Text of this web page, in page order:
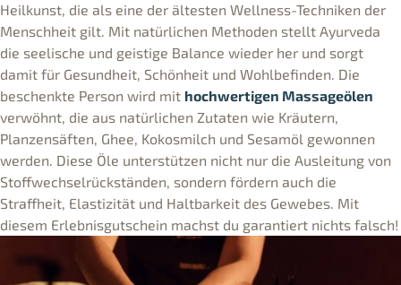
Heilkunst, die als eine der ältesten Wellness-Techniken der
Menschheit gilt. Mit natürlichen Methoden stellt Ayurveda
die seelische und geistige Balance wieder her und sorgt
damit für Gesundheit, Schönheit und Wohlbefinden. Die
beschenkte Person wird mit hochwertigen Massageölen
verwöhnt, die aus natürlichen Zutaten wie Kräutern,
Planzensäften, Ghee, Kokosmilch und Sesamöl gewonnen
werden. Diese Öle unterstützen nicht nur die Ausleitung von
Stoffwechselrückständen, sondern fördern auch die
Straffheit, Elastizität und Haltbarkeit des Gewebes. Mit
diesem Erlebnisgutschein machst du garantiert nichts falsch!